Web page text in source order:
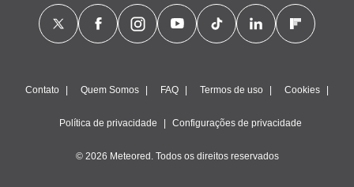
Contato Quem Somos FAQ Termos de uso Cookies
Política de privacidade Configurações de privacidade
© 2026 Meteored. Todos os direitos reservados